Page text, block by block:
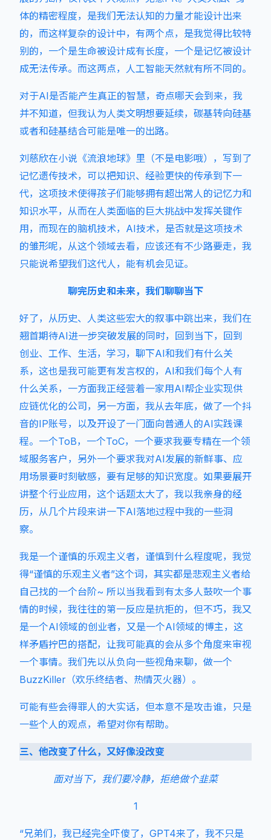
体的精密程度，是我们无法认知的力量才能设计出来
的，而这样复杂的设计中，有两个点，是我觉得比较特
别的，一个是生命被设计成有长度，一个是记忆被设计
成无法传承。而这两点，人工智能天然就有所不同的。
对于AI是否能产生真正的智慧，奇点哪天会到来，我
并不知道，但我认为人类文明想要延续，碳基转向硅基
或者和硅基结合可能是唯一的出路。
刘慈欣在小说《流浪地球》里（不是电影哦），写到了
记忆遗传技术，可以把知识、经验更快的传承到下一
代，这项技术使得孩子们能够拥有超出常人的记忆力和
知识水平，从而在人类面临的巨大挑战中发挥关键作
用，而现在的脑机技术，AI技术，是否就是这项技术
的雏形呢，从这个领域去看，应该还有不少路要走，我
只能说希望我们这代人，能有机会见证。
聊完历史和未来，我们聊聊当下
好了，从历史、人类这些宏大的叙事中跳出来，我们在
翘首期待AI进一步突破发展的同时，回到当下，回到
创业、工作、生活，学习，聊下AI和我们有什么关
系，这也是我可能更有发言权的，AI和我们每个人有
什么关系，一方面我正经营着一家用AI帮企业实现供
应链优化的公司，另一方面，我从去年底，做了一个抖
音的IP账号，以及开设了一门面向普通人的AI实践课
程。一个ToB，一个ToC，一个要求我要专精在一个领
域服务客户，另外一个要求我对AI发展的新鲜事、应
用场景要时刻敏感，要有足够的知识宽度。如果要展开
讲整个行业应用，这个话题太大了，我以我亲身的经
历，从几个片段来讲一下AI落地过程中我的一些洞
察。
我是一个谨慎的乐观主义者，谨慎到什么程度呢，我觉
得“谨慎的乐观主义者”这个词，其实都是悲观主义者给
自己找的一个台阶~ 所以当我看到有太多人鼓吹一个事
情的时候，我往往的第一反应是抗拒的，但不巧，我又
是一个AI领域的创业者，又是一个AI领域的博主，这
样矛盾拧巴的搭配，让我可能真的会从多个角度来审视
一个事情。我们先以从负向一些视角来聊，做一个
BuzzKiller（欢乐终结者、热情灭火器）。
可能有些会得罪人的大实话，但本意不是攻击谁，只是
一些个人的观点，希望对你有帮助。
三、他改变了什么，又好像没改变
面对当下，我们要冷静，拒绝做个韭菜
1
“兄弟们，我已经完全吓傻了，GPT4来了，我不只是